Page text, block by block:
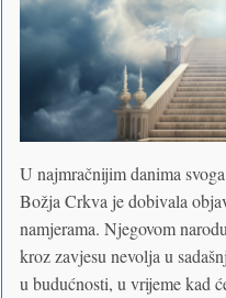
U najmračnijim danima
Božja Crkva je dobivala
namjerama. Njegovom
kroz zavjesu nevolja u
u budućnosti, u vrijeme kad